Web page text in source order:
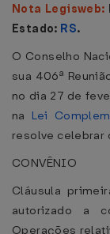
Nota Legisweb:
Estado: RS.
O Conselho
sua 406ª
no dia 27 de
na Lei
resolve celebrar
CONVÊNIO
Cláusula
autorizado a
Operações